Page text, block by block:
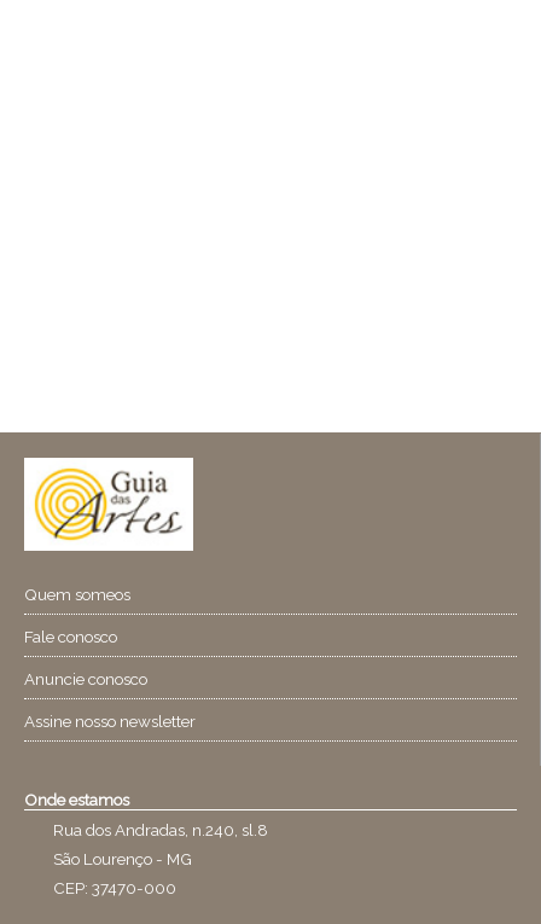
Quem someos
Fale conosco
Anuncie conosco
Assine nosso newsletter
Onde estamos
Rua dos Andradas, n.240, sl.8
São Lourenço - MG
CEP: 37470-000